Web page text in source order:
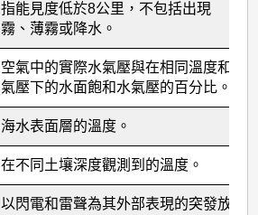
指能見度低於8公里，不包括出現
霧、薄霧或降水。
空氣中的實際水氣壓與在相同溫度和
氣壓下的水面飽和水氣壓的百分比。
海水表面層的溫度。
在不同土壤深度觀測到的溫度。
以閃電和雷聲為其外部表現的突發放